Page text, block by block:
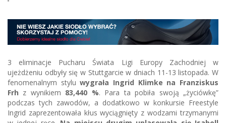
3 eliminacje Pucharu Świata Ligi Europy Zachodniej w
ujeżdżeniu odbyły się w Stuttgarcie w dniach 11-13 listopada. W
fenomenalnym styluwygrała Ingrid Klimke na Franziskus
Frh z wynikiem 83,440 %. Para ta pobiła swoją „życiówkę”
podczas tych zawodów, a dodatkowo w konkursie Freestyle
Ingrid zaprezentowała kłus wyciągnięty z wodzami trzymanymi